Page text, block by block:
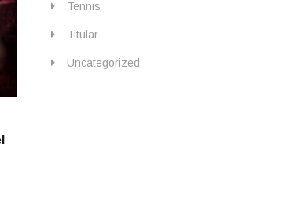
Tennis
Titular
Uncategorized